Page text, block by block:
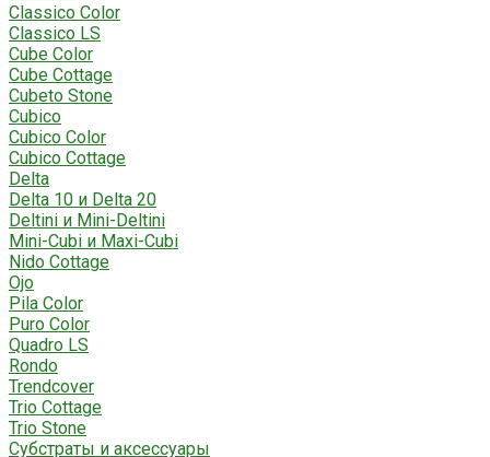
Classico Color
Classico LS
Cube Color
Cube Cottage
Cubeto Stone
Cubico
Cubico Color
Cubico Cottage
Delta
Delta 10 и Delta 20
Deltini и Mini-Deltini
Mini-Cubi и Maxi-Cubi
Nido Cottage
Ojo
Pila Color
Puro Color
Quadro LS
Rondo
Trendcover
Trio Cottage
Trio Stone
Субстраты и аксессуары